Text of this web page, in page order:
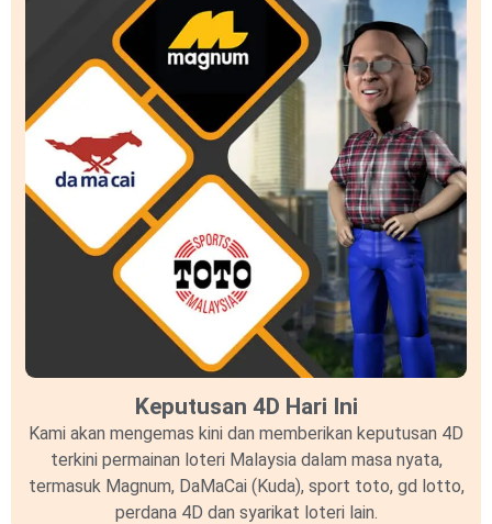
Keputusan 4D Hari Ini
Kami akan mengemas kini dan memberikan keputusan 4D
terkini permainan loteri Malaysia dalam masa nyata,
termasuk Magnum, DaMaCai (Kuda), sport toto, gd lotto,
perdana 4D dan syarikat loteri lain.